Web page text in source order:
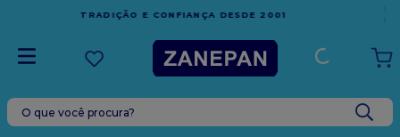
FRETE GRÁTIS
ESPÍRITO SANTO
O que você procura?
TERMOS MAIS BUSCADOS